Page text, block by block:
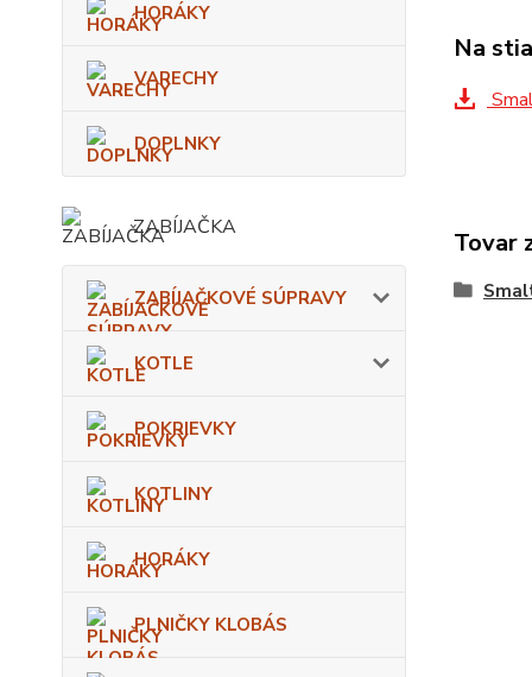
HORÁKY
VARECHY
DOPLNKY
ZABÍJAČKA
ZABÍJAČKOVÉ SÚPRAVY
KOTLE
POKRIEVKY
KOTLINY
HORÁKY
PLNIČKY KLOBÁS
Na
Tovar